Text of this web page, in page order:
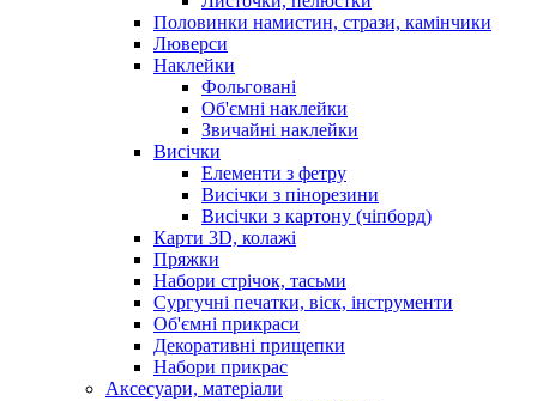
Половинки намистин, стрази, камінчики
Люверси
Наклейки
Фольговані
Об'ємні наклейки
Звичайні наклейки
Висічки
Елементи з фетру
Висічки з пінорезини
Висічки з картону (чіпборд)
Карти 3D, колажі
Пряжки
Набори стрічок, тасьми
Сургучні печатки, віск, інструменти
Об'ємні прикраси
Декоративні прищепки
Набори прикрас
Аксесуари, матеріали